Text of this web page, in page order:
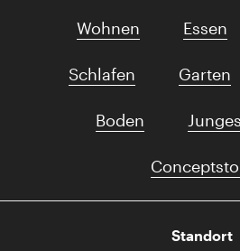
Wohnen Essen
Schlafen Garten
Boden
Standort